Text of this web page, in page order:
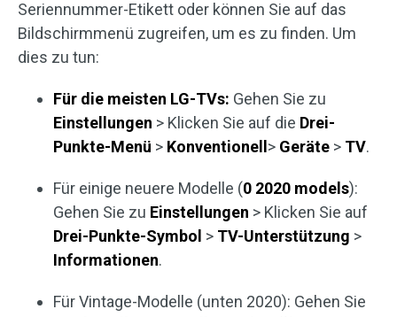
Seriennummer-Etikett oder können Sie auf das
Bildschirmmenü zugreifen, um es zu finden. Um
dies zu tun:
Für die meisten LG-TVs: Gehen Sie zu
Einstellungen > Klicken Sie auf die Drei-
Punkte-Menü > Konventionell > Geräte > TV.
Für einige neuere Modelle (0 2020 models):
Gehen Sie zu Einstellungen > Klicken Sie auf
Drei-Punkte-Symbol > TV-Unterstützung >
Informationen.
Für Vintage-Modelle (unten 2020): Gehen Sie